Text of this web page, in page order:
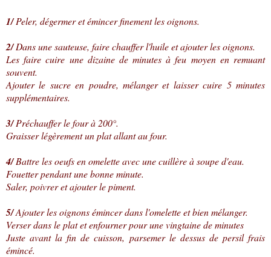
1/Peler, dégermer et émincer finement les oignons.
2/Dans une sauteuse, faire chauffer l'huile et ajouter les oignons.
Les faire cuire une dizaine de minutes à feu moyen en remuant
souvent.
Ajouter le sucre en poudre, mélanger et laisser cuire 5 minutes
supplémentaires.
3/Préchauffer le four à 200°.
Graisser légèrement un plat allant au four.
4/Battre les oeufs en omelette avec une cuillère à soupe d'eau.
Fouetter pendant une bonne minute.
Saler, poivrer et ajouter le piment.
5/Ajouter les oignons émincer dans l'omelette et bien mélanger.
Verser dans le plat et enfourner pour une vingtaine de minutes
Juste avant la fin de cuisson, parsemer le dessus de persil frais
émincé.